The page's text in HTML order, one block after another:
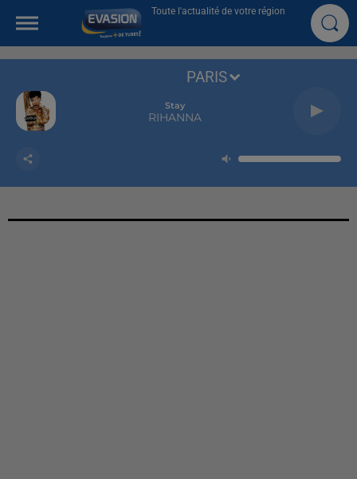
Toute l'actualité de votre région
Stay
RIHANNA
PARIS